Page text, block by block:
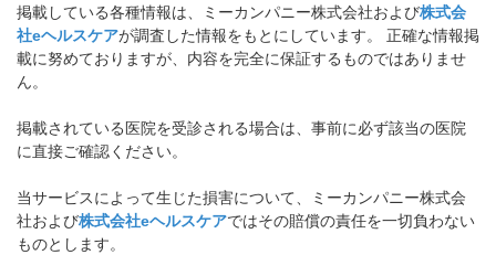
掲載している各種情報は、ミーカンパニー株式会社および株式会
社eヘルスケアが調査した情報をもとにしています。 正確な情報掲
載に努めておりますが、内容を完全に保証するものではありませ
ん。
掲載されている医院を受診される場合は、事前に必ず該当の医院
に直接ご確認ください。
当サービスによって生じた損害について、ミーカンパニー株式会
社および株式会社eヘルスケアではその賠償の責任を一切負わない
ものとします。